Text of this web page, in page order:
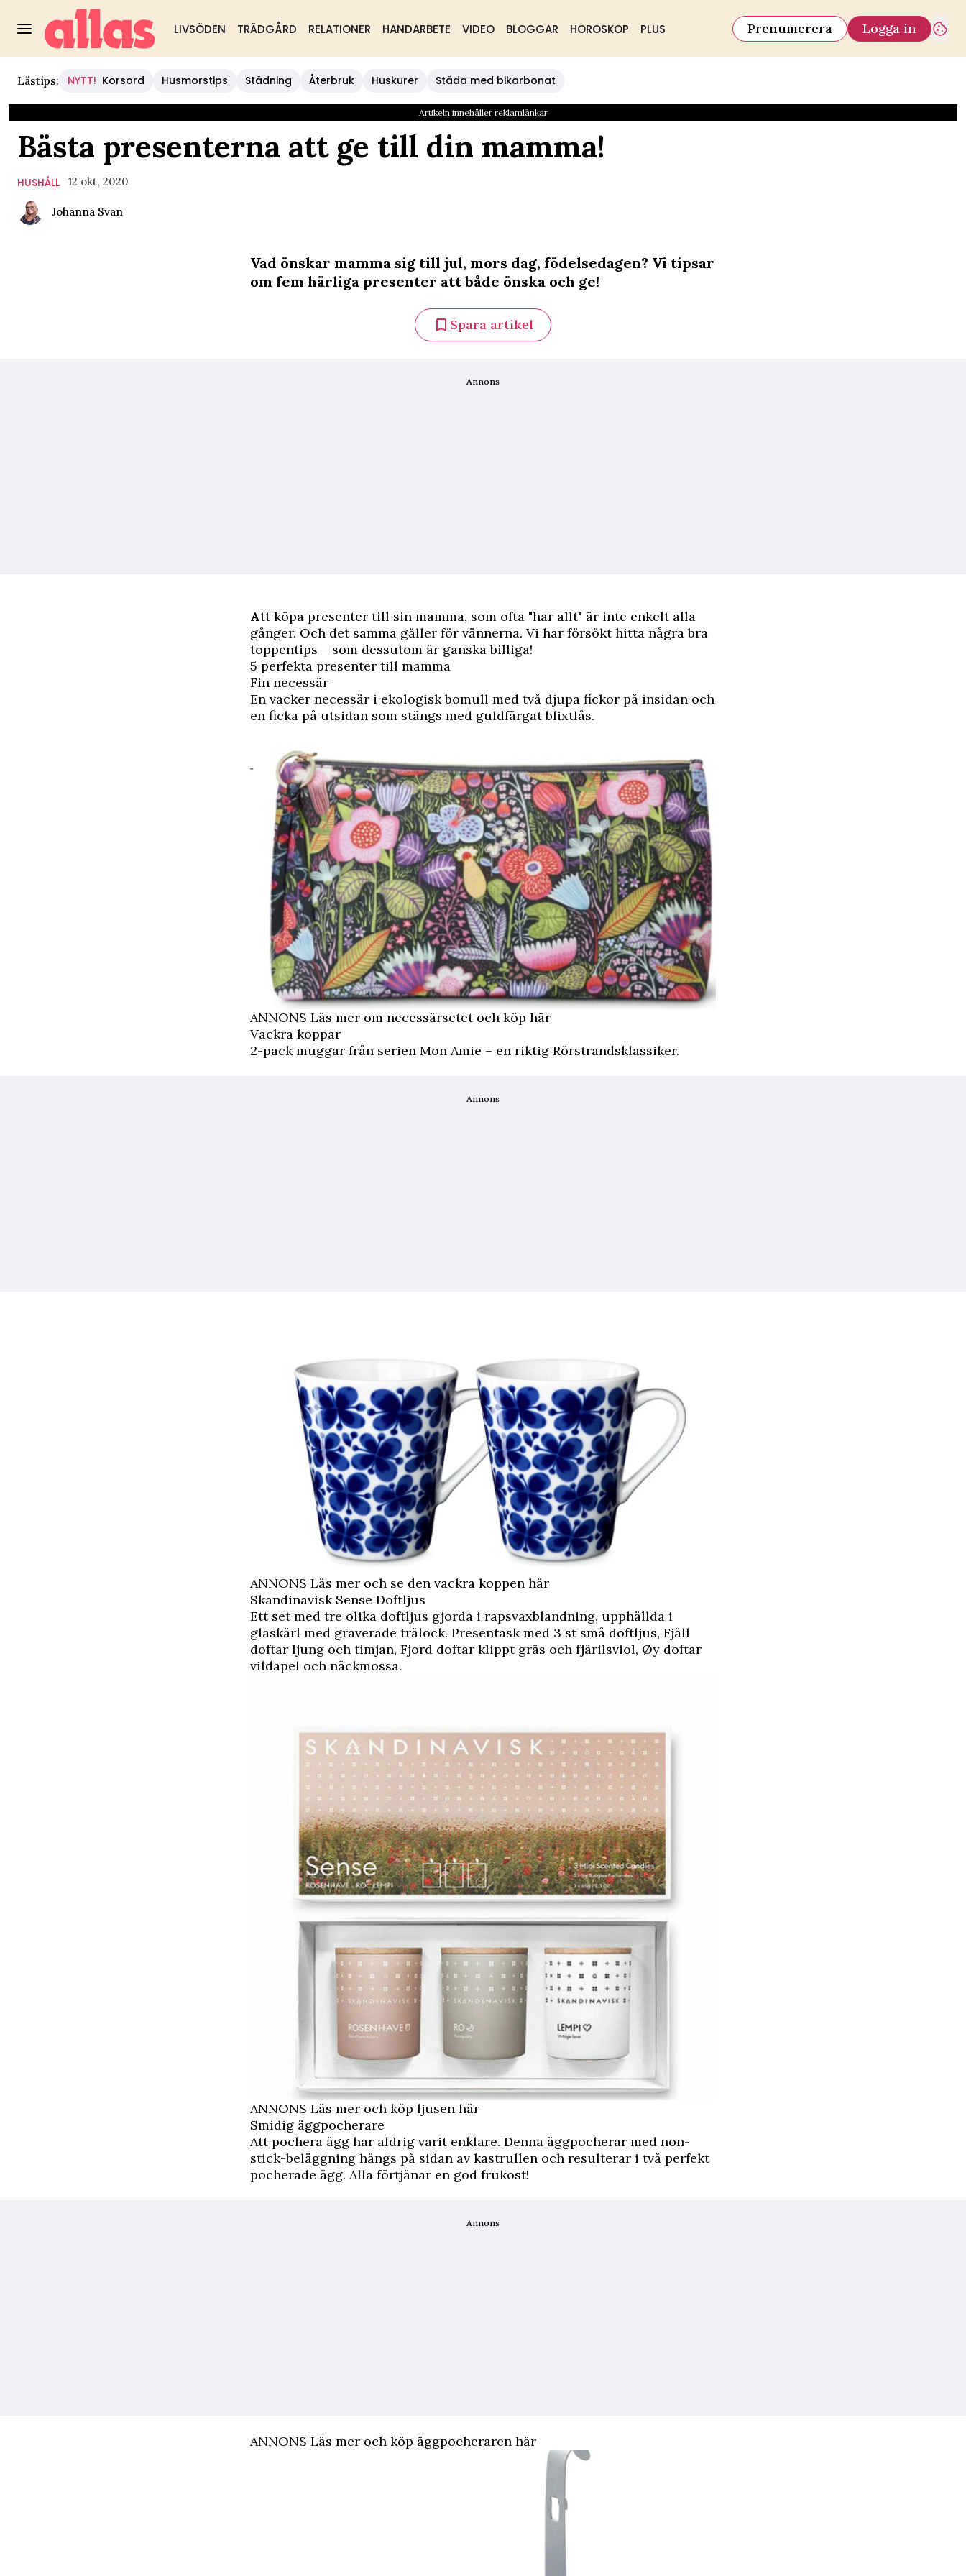
LIVSÖDEN TRÄDGÅRD RELATIONER HANDARBETE VIDEO BLOGGAR HOROSKOP PLUS Prenumerera Logga in
Lästips: NYTT! Korsord Husmorstips Städning Återbruk Huskurer Städa med bikarbonat
Artikeln innehåller reklamlänkar
Bästa presenterna att ge till din mamma!
HUSHÅLL 12 okt, 2020
Johanna Svan
Vad önskar mamma sig till jul, mors dag, födelsedagen? Vi tipsar
om fem härliga presenter att både önska och ge!
Spara artikel
Annons
Att köpa presenter till sin mamma, som ofta "har allt" är inte enkelt alla
gånger. Och det samma gäller för vännerna. Vi har försökt hitta några bra
toppentips – som dessutom är ganska billiga!
5 perfekta presenter till mamma
Fin necessär
En vacker necessär i ekologisk bomull med två djupa fickor på insidan och
en ficka på utsidan som stängs med guldfärgat blixtlås.
ANNONS Läs mer om necessärsetet och köp här
Vackra koppar
2-pack muggar från serien Mon Amie – en riktig Rörstrandsklassiker.
Annons
ANNONS Läs mer och se den vackra koppen här
Skandinavisk Sense Doftljus
Ett set med tre olika doftljus gjorda i rapsvaxblandning, upphällda i
glaskärl med graverade trälock. Presentask med 3 st små doftljus, Fjäll
doftar ljung och timjan, Fjord doftar klippt gräs och fjärilsviol, Øy doftar
vildapel och näckmossa.
ANNONS Läs mer och köp ljusen här
Smidig äggpocherare
Att pochera ägg har aldrig varit enklare. Denna äggpocherar med non-
stick-beläggning hängs på sidan av kastrullen och resulterar i två perfekt
pocherade ägg. Alla förtjänar en god frukost!
Annons
ANNONS Läs mer och köp äggpocheraren här